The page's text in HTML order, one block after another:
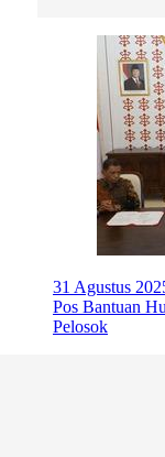
31 Agustus
Pos Bantuan
Pelosok